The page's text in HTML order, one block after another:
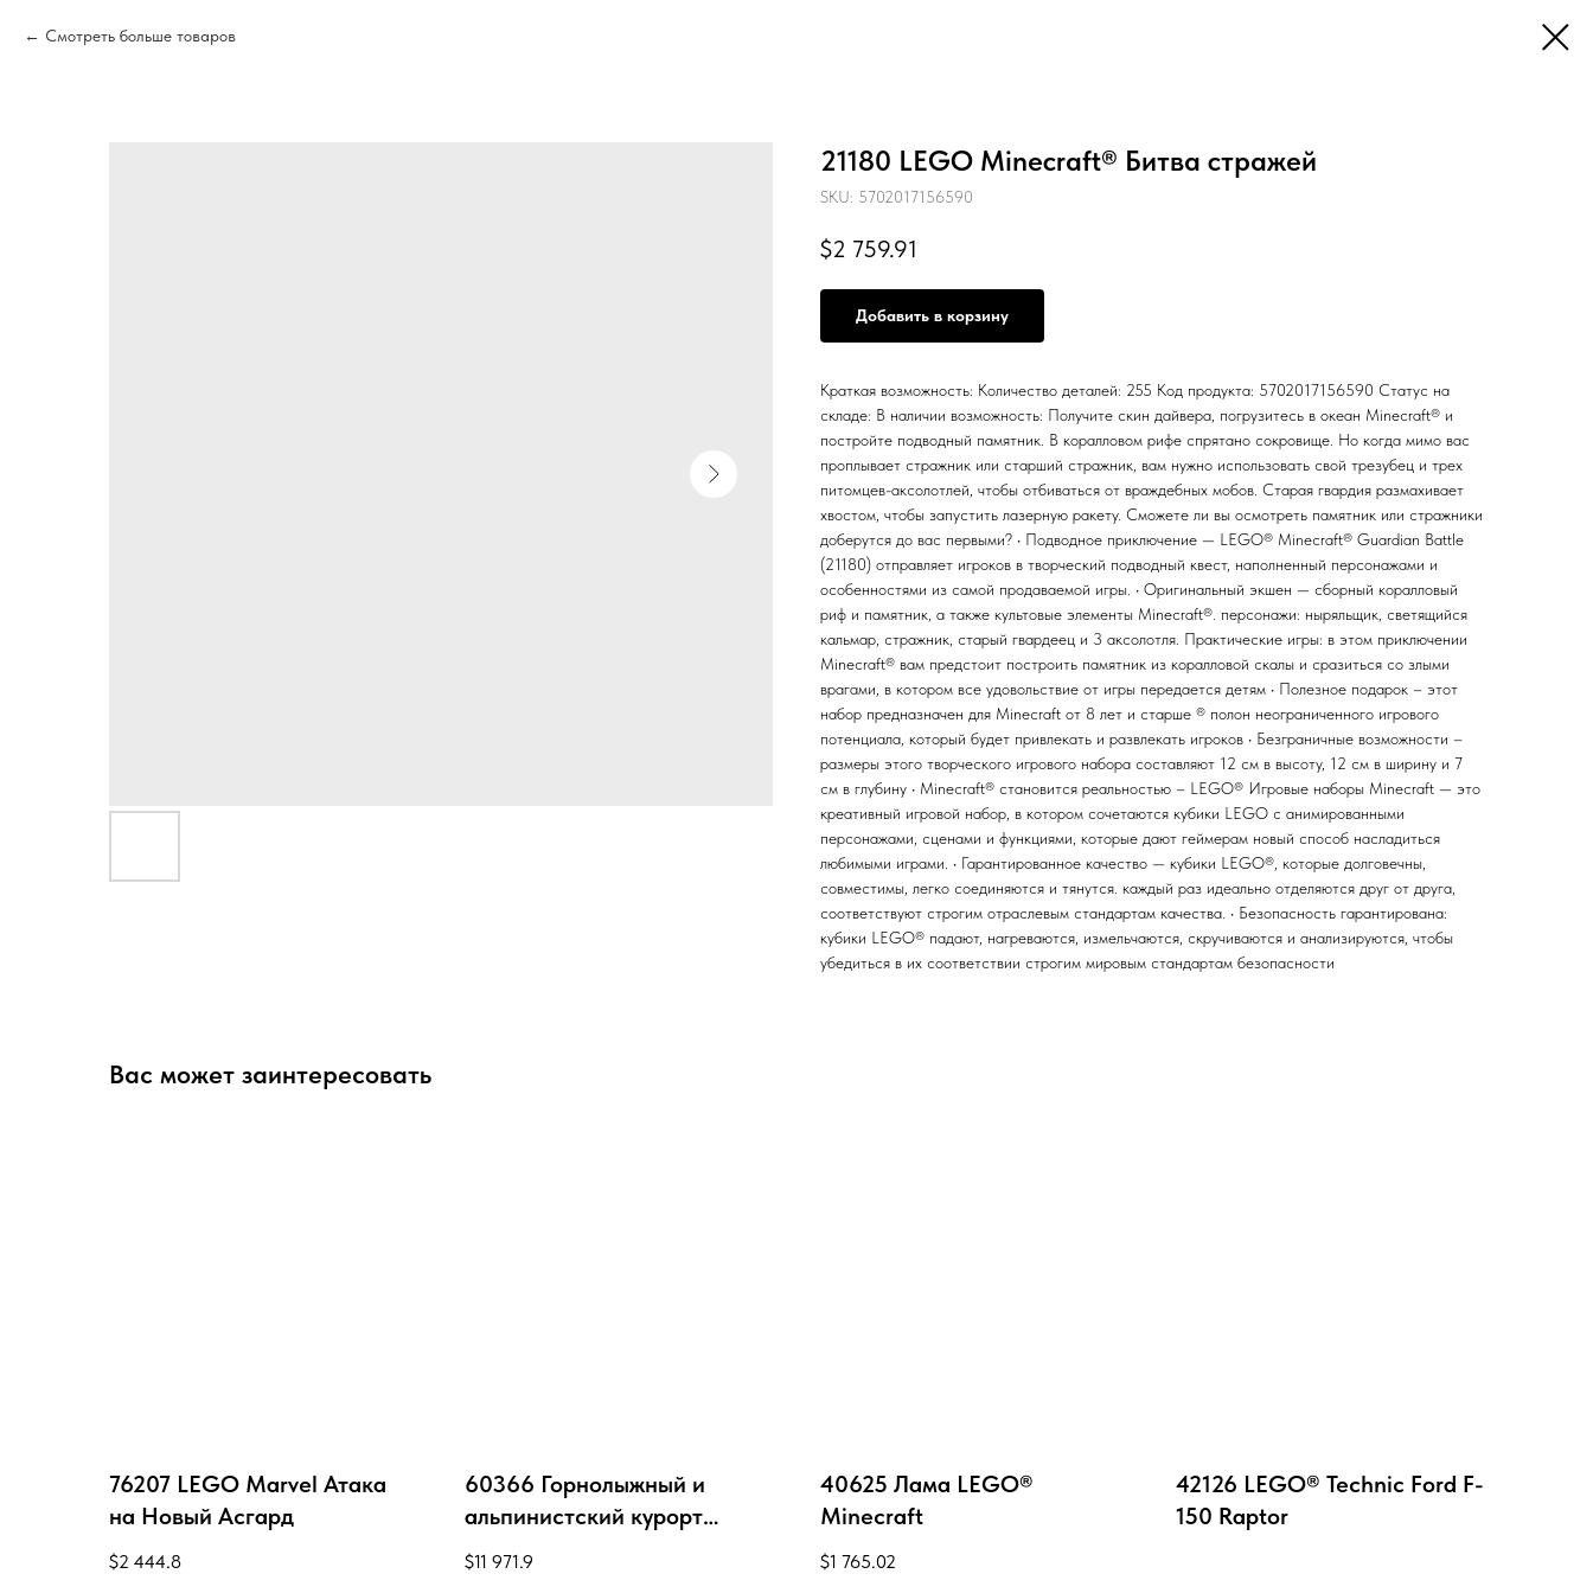
Смотреть больше товаров
21180 LEGO Minecraft® Битва стражей
SKU: 5702017156590
$2 759.91
Добавить в корзину
Краткая возможность: Количество деталей: 255 Код продукта: 5702017156590 Статус на
складе: В наличии возможность: Получите скин дайвера, погрузитесь в океан Minecraft® и
постройте подводный памятник. В коралловом рифе спрятано сокровище. Но когда мимо вас
проплывает стражник или старший стражник, вам нужно использовать свой трезубец и трех
питомцев-аксолотлей, чтобы отбиваться от враждебных мобов. Старая гвардия размахивает
хвостом, чтобы запустить лазерную ракету. Сможете ли вы осмотреть памятник или стражники
доберутся до вас первыми? • Подводное приключение — LEGO® Minecraft® Guardian Battle
(21180) отправляет игроков в творческий подводный квест, наполненный персонажами и
особенностями из самой продаваемой игры. • Оригинальный экшен — сборный коралловый
риф и памятник, а также культовые элементы Minecraft®. персонажи: ныряльщик, светящийся
кальмар, стражник, старый гвардеец и 3 аксолотля. Практические игры: в этом приключении
Minecraft® вам предстоит построить памятник из коралловой скалы и сразиться со злыми
врагами, в котором все удовольствие от игры передается детям • Полезное подарок – этот
набор предназначен для Minecraft от 8 лет и старше ® полон неограниченного игрового
потенциала, который будет привлекать и развлекать игроков • Безграничные возможности –
размеры этого творческого игрового набора составляют 12 см в высоту, 12 см в ширину и 7
см в глубину • Minecraft® становится реальностью – LEGO® Игровые наборы Minecraft — это
креативный игровой набор, в котором сочетаются кубики LEGO с анимированными
персонажами, сценами и функциями, которые дают геймерам новый способ насладиться
любимыми играми. • Гарантированное качество — кубики LEGO®, которые долговечны,
совместимы, легко соединяются и тянутся. каждый раз идеально отделяются друг от друга,
соответствуют строгим отраслевым стандартам качества. • Безопасность гарантирована:
кубики LEGO® падают, нагреваются, измельчаются, скручиваются и анализируются, чтобы
убедиться в их соответствии строгим мировым стандартам безопасности
Вас может заинтересовать
76207 LEGO Marvel Атака
на Новый Асгард
$2 444.8
60366 Горнолыжный и
альпинистский курорт
LEGO® City
$11 971.9
40625 Лама LEGO®
Minecraft
$1 765.02
42126 LEGO® Technic Ford F-
150 Raptor